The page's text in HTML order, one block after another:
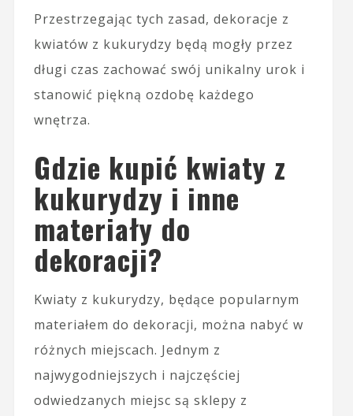
Przestrzegając tych zasad, dekoracje z
kwiatów z kukurydzy będą mogły przez
długi czas zachować swój unikalny urok i
stanowić piękną ozdobę każdego
wnętrza.
Gdzie kupić kwiaty z
kukurydzy i inne
materiały do
dekoracji?
Kwiaty z kukurydzy, będące popularnym
materiałem do dekoracji, można nabyć w
różnych miejscach. Jednym z
najwygodniejszych i najczęściej
odwiedzanych miejsc są sklepy z